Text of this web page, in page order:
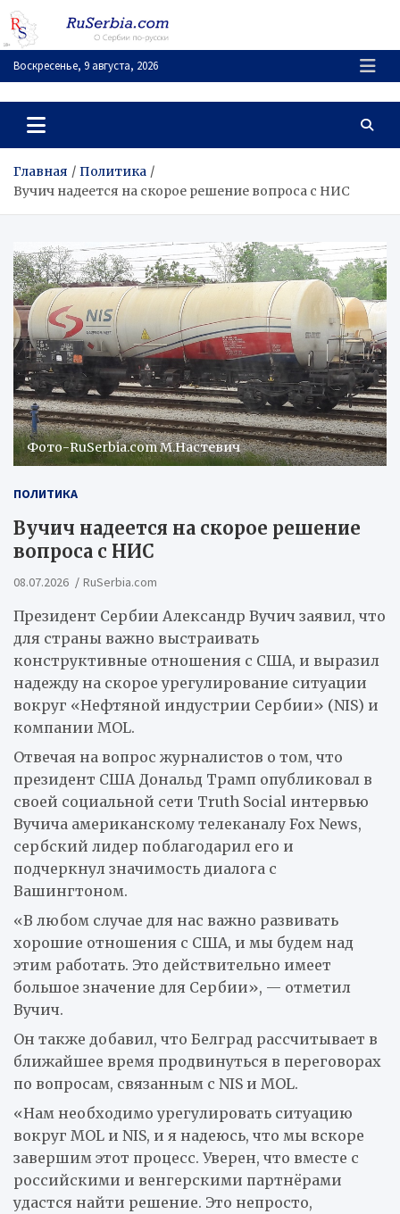
Перейти
содержимому
Воскресенье, 9 августа, 2026
RuSerbia.com
О Сербии – по-русски
Главная
Политика
Вучич надеется на скорое решение вопроса с НИС
Фото-RuSerbia.com М.Настевич
ПОЛИТИКА
Вучич надеется на скорое решение
вопроса с НИС
08.07.2026 RuSerbia.com
Президент Сербии Александр Вучич заявил, что
для страны важно выстраивать
конструктивные отношения с США, и выразил
надежду на скорое урегулирование ситуации
вокруг «Нефтяной индустрии Сербии» (NIS) и
компании MOL.
Отвечая на вопрос журналистов о том, что
президент США Дональд Трамп опубликовал в
своей социальной сети Truth Social интервью
Вучича американскому телеканалу Fox News,
сербский лидер поблагодарил его и
подчеркнул значимость диалога с
Вашингтоном.
«В любом случае для нас важно развивать
хорошие отношения с США, и мы будем над
этим работать. Это действительно имеет
большое значение для Сербии», — отметил
Вучич.
Он также добавил, что Белград рассчитывает в
ближайшее время продвинуться в переговорах
по вопросам, связанным с NIS и MOL.
«Нам необходимо урегулировать ситуацию
вокруг MOL и NIS, и я надеюсь, что мы вскоре
завершим этот процесс. Уверен, что вместе с
российскими и венгерскими партнёрами
удастся найти решение. Это непросто,